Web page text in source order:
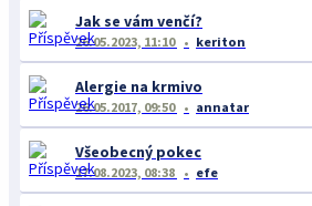
Jak se vám venčí?
26.05.2023, 11:10 keriton
Alergie na krmivo
26.05.2017, 09:50 annatar
Všeobecný pokec
17.08.2023, 08:38 efe